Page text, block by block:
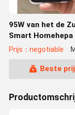
95W van het de
Smart
Prijs：negotiable
Beste